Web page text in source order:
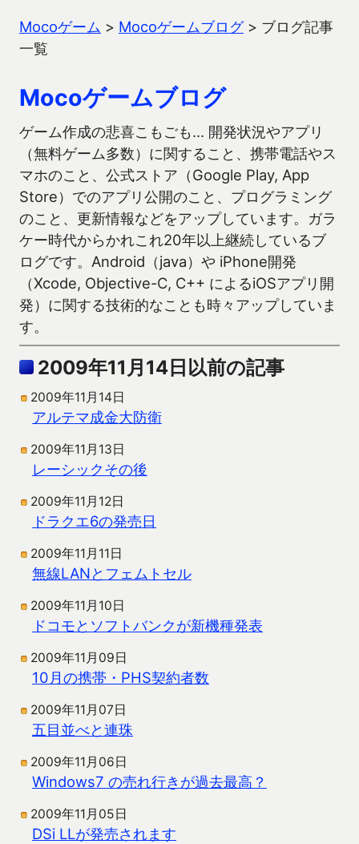
Mocoゲーム > Mocoゲームブログ> ブログ記事
一覧
Mocoゲームブログ
ゲーム作成の悲喜こもごも… 開発状況やアプリ
（無料ゲーム多数）に関すること、携帯電話やス
マホのこと、公式ストア（Google Play, App
Store）でのアプリ公開のこと、プログラミング
のこと、更新情報などをアップしています。ガラ
ケー時代からかれこれ20年以上継続しているブ
ログです。Android（java）や iPhone開発
（Xcode, Objective-C, C++ によるiOSアプリ開
発）に関する技術的なことも時々アップしていま
す。
2009年11月14日以前の記事
2009年11月14日
アルテマ成金大防衛
2009年11月13日
レーシックその後
2009年11月12日
ドラクエ6の発売日
2009年11月11日
無線LANとフェムトセル
2009年11月10日
ドコモとソフトバンクが新機種発表
2009年11月09日
10月の携帯・PHS契約者数
2009年11月07日
五目並べと連珠
2009年11月06日
Windows7 の売れ行きが過去最高？
2009年11月05日
DSi LLが発売されます